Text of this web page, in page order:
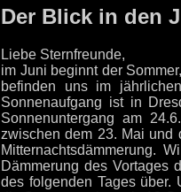
Der Blick in den
Liebe Sternfreunde,
im Juni beginnt der
befinden uns im
Sonnenaufgang ist in
Sonnenuntergang am
zwischen dem 23. Mai
Mitternachtsdämmerung.
Dämmerung des Vortages
des folgenden Tages über.